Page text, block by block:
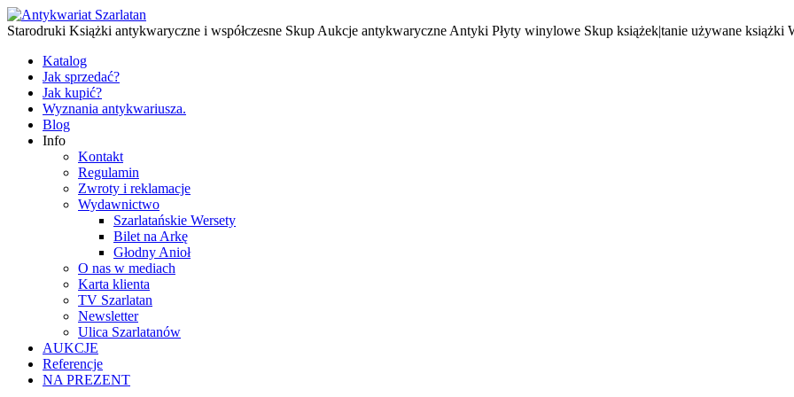
Starodruki Książki antykwaryczne i współczesne Skup Aukcje antykwaryczne Antyki Płyty winylowe Skup książek|tanie używane książki
Katalog
Jak sprzedać?
Jak kupić?
Wyznania antykwariusza.
Blog
Info
Kontakt
Regulamin
Zwroty i reklamacje
Wydawnictwo
Szarlatańskie Wersety
Bilet na Arkę
Głodny Anioł
O nas w mediach
Karta klienta
TV Szarlatan
Newsletter
Ulica Szarlatanów
AUKCJE
Referencje
NA PREZENT